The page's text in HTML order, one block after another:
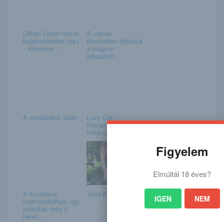
Orbán Viktor fontos
bejelentéseket tesz
– kövesse ...
A ciprusi
élvonalban folytatja
a magyar
válogatott...
A csodálatos Jade Lucy Cat –
Kostenlose Pornos,
Infos und Videos
A kozmikus
memóriakártya: így
oldódhat meg a
feket...
Yumi Kai
Figyelem
Elmúltál 18 éves?
IGEN NEM